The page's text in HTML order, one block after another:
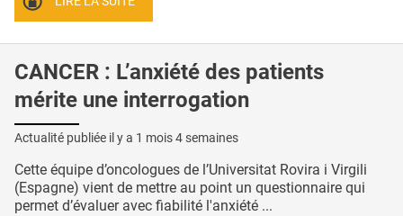
CANCER : L’anxiété des patients
mérite une interrogation
Actualité publiée il y a 1 mois 4 semaines
Cette équipe d’oncologues de l’Universitat Rovira i Virgili
(Espagne) vient de mettre au point un questionnaire qui
permet d’évaluer avec fiabilité l'anxiété ...